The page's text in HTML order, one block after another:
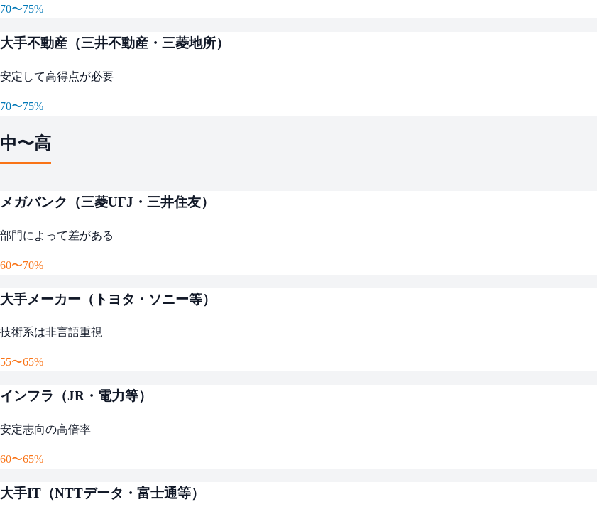
70〜75%
大手不動産（三井不動産・三菱地所）
安定して高得点が必要
70〜75%
中〜高
メガバンク（三菱UFJ・三井住友）
部門によって差がある
60〜70%
大手メーカー（トヨタ・ソニー等）
技術系は非言語重視
55〜65%
インフラ（JR・電力等）
安定志向の高倍率
60〜65%
大手IT（NTTデータ・富士通等）